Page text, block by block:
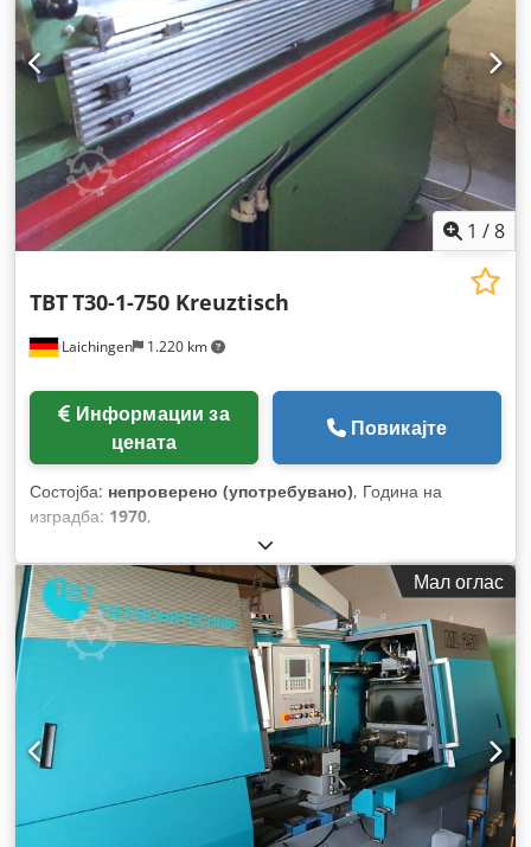
1 /8
Laichingen 1.220 km
TBTT30-1-750 Kreuztisch
цената
Повикајте
Состојба: непроверено (употребувано), Година на
изградба: 1970,
Мал оглас